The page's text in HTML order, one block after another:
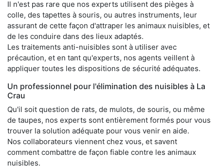
Il n'est pas rare que nos experts utilisent des pièges à
colle, des tapettes à souris, ou autres instruments, leur
assurant de cette façon d'attraper les animaux nuisibles, et
de les conduire dans des lieux adaptés.
Les traitements anti-nuisibles sont à utiliser avec
précaution, et en tant qu'experts, nos agents veillent à
appliquer toutes les dispositions de sécurité adéquates.
Un professionnel pour l'élimination des nuisibles à La
Crau
Qu'il soit question de rats, de mulots, de souris, ou même
de taupes, nos experts sont entièrement formés pour vous
trouver la solution adéquate pour vous venir en aide.
Nos collaborateurs viennent chez vous, et savent
comment combattre de façon fiable contre les animaux
nuisibles.